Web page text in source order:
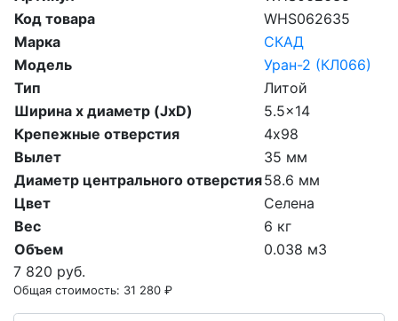
Код товара
WHS062635
Марка
СКАД
Модель
Уран-2 (КЛ066)
Тип
Литой
Ширина х диаметр (JxD)
5.5x14
Крепежные отверстия
4х98
Вылет
35 мм
Диаметр центрального отверстия58.6 мм
Цвет
Селена
Вес
6 кг
Объем
0.038 м3
7 820 руб.
Общая стоимость: 31 280 ₽